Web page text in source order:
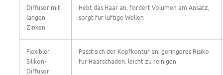
Diffusor mit
langen
Zinken
Hebt das Haar an, fördert Volumen am Ansatz,
sorgt für luftige Wellen
Flexibler
Silikon-
Diffusor
Passt sich der Kopfkontur an, geringeres Risiko
für Haarschäden, leicht zu reinigen